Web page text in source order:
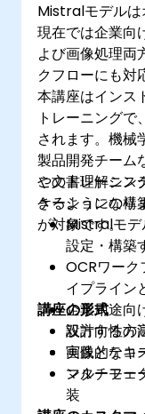
Mistralモデルは
現在では企業向
よび画像処理両
クフローにも対
本講座はインス
トレーニング
されます。機械
製品開発チーム
や文書理解シス
ケーションの構
が対象です。
このトレーニン
きるようになり
Mistralモデ
設定・構築
OCRワー
イプライン
企業用途向
設計する方
画像とテキ
ンターフェ
講座の形式
双方向性の
実践的なコ
マルチモー
装